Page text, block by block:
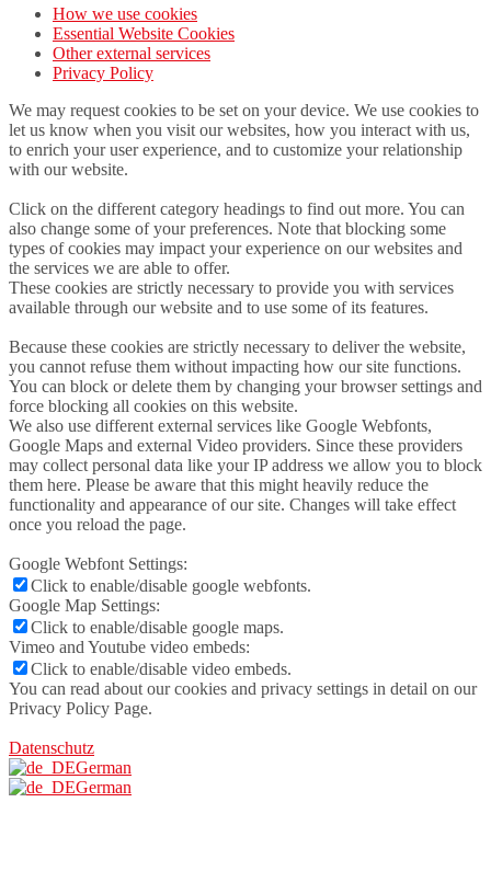
How we use cookies
Essential Website Cookies
Other external services
Privacy Policy
We may request cookies to be set on your device. We use cookies to
let us know when you visit our websites, how you interact with us,
to enrich your user experience, and to customize your relationship
with our website.
Click on the different category headings to find out more. You can
also change some of your preferences. Note that blocking some
types of cookies may impact your experience on our websites and
the services we are able to offer.
These cookies are strictly necessary to provide you with services
available through our website and to use some of its features.
Because these cookies are strictly necessary to deliver the website,
you cannot refuse them without impacting how our site functions.
You can block or delete them by changing your browser settings and
force blocking all cookies on this website.
We also use different external services like Google Webfonts,
Google Maps and external Video providers. Since these providers
may collect personal data like your IP address we allow you to block
them here. Please be aware that this might heavily reduce the
functionality and appearance of our site. Changes will take effect
once you reload the page.
Google Webfont Settings:
Click to enable/disable google webfonts.
Google Map Settings:
Click to enable/disable google maps.
Vimeo and Youtube video embeds:
Click to enable/disable video embeds.
You can read about our cookies and privacy settings in detail on our
Privacy Policy Page.
Datenschutz
German
German